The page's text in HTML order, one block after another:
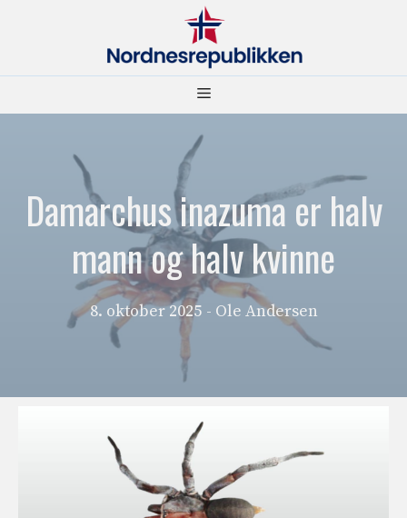
Meny
Damarchus inazuma er halv
mann og halv kvinne
8. oktober 2025 - Ole Andersen